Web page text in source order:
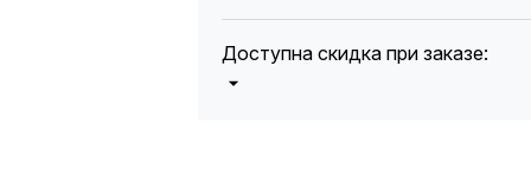
Доступна скидка при заказе: